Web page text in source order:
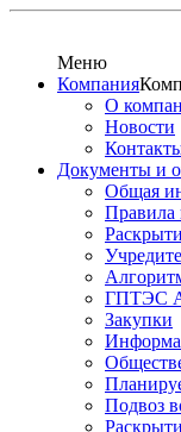
Меню
Компания
О
Новости
Документы и
Общая
Правила
ГПТЭС
Закупки
Подвоз